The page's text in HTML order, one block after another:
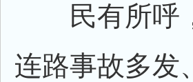
民有所呼，
连路事故多发